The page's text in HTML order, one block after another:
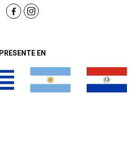
PRESENTE EN
 